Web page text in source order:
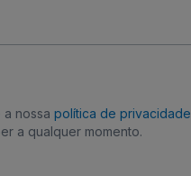
nossa política de privacidade
a qualquer momento.